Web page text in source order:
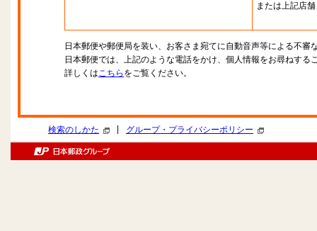
または上記店舗
日本郵便や郵便局を装い、お客さま宛てに自動音声等による不審
日本郵便では、上記のような電話をかけ、個人情報をお尋ねする
詳しくはこちら をご覧ください。
検索のしかた グループ・プライバシーポリシー